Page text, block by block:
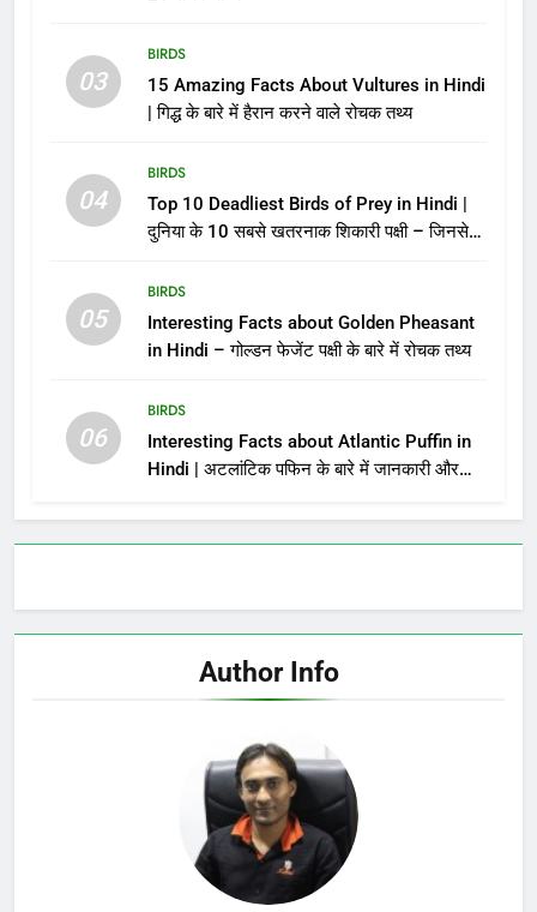
03
BIRDS
15 Amazing Facts About Vultures in Hindi
| गिद्ध के बारे में हैरान करने वाले रोचक तथ्य
04
BIRDS
Top 10 Deadliest Birds of Prey in Hindi |
दुनिया के 10 सबसे खतरनाक शिकारी पक्षी – जिनसे
05
BIRDS
Interesting Facts about Golden Pheasant
in Hindi – गोल्डन फेजेंट पक्षी के बारे में रोचक तथ्य
06
BIRDS
Interesting Facts about Atlantic Puffin in
Hindi | अटलांटिक पफिन के बारे में जानकारी और
Author Info